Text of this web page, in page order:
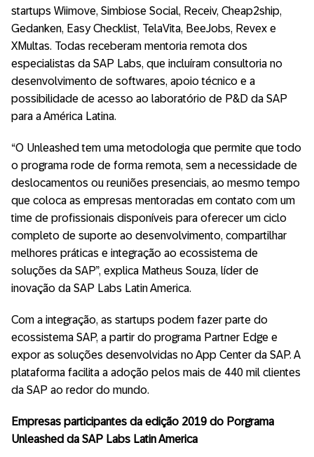
startups Wiimove, Simbiose Social, Receiv, Cheap2ship,
Gedanken, Easy Checklist, TelaVita, BeeJobs, Revex e
XMultas. Todas receberam mentoria remota dos
especialistas da SAP Labs, que incluíram consultoria no
desenvolvimento de softwares, apoio técnico e a
possibilidade de acesso ao laboratório de P&D da SAP
para a América Latina.
“O Unleashed tem uma metodologia que permite que todo
o programa rode de forma remota, sem a necessidade de
deslocamentos ou reuniões presenciais, ao mesmo tempo
que coloca as empresas mentoradas em contato com um
time de profissionais disponíveis para oferecer um ciclo
completo de suporte ao desenvolvimento, compartilhar
melhores práticas e integração ao ecossistema de
soluções da SAP”, explica Matheus Souza, líder de
inovação da SAP Labs Latin America.
Com a integração, as startups podem fazer parte do
ecossistema SAP, a partir do programa Partner Edge e
expor as soluções desenvolvidas no App Center da SAP. A
plataforma facilita a adoção pelos mais de 440 mil clientes
da SAP ao redor do mundo.
Empresas participantes da edição 2019 do Porgrama
Unleashed da SAP Labs Latin America